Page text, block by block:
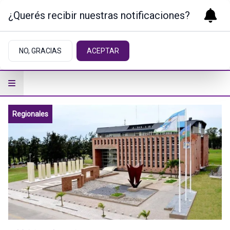
Regionales
¿Querés recibir nuestras notificaciones?
NO, GRACIAS ACEPTAR